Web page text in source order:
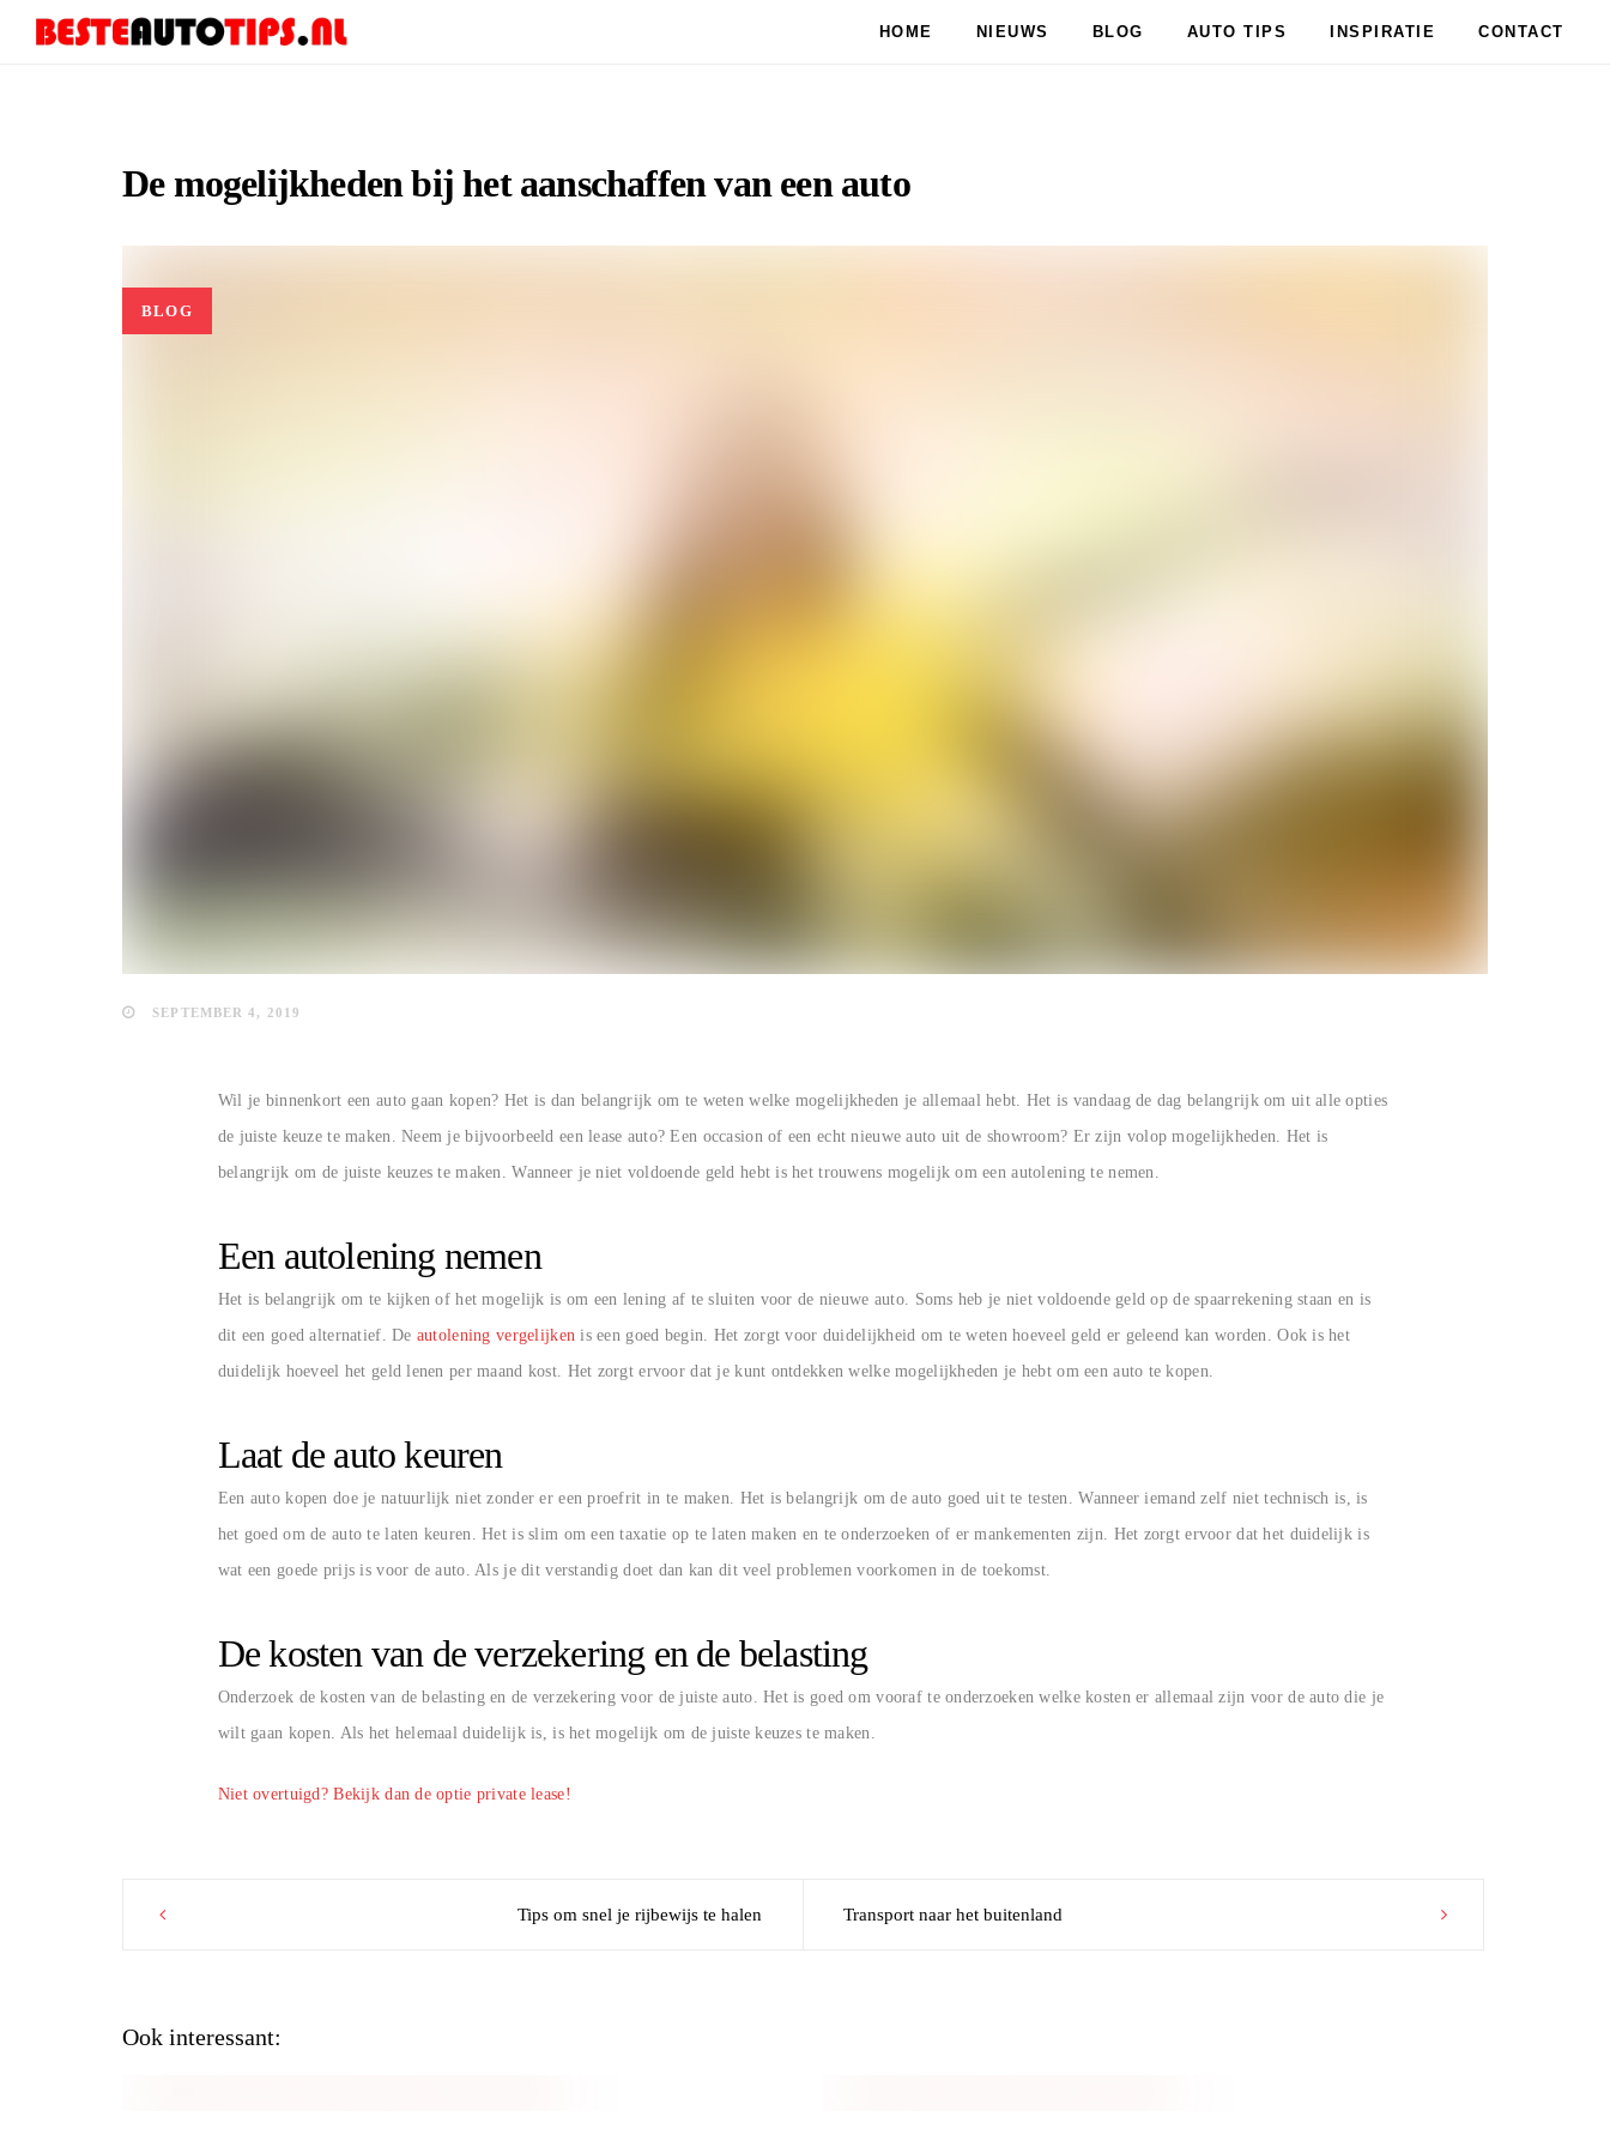
Skip
HOME NIEUWS BLOG AUTO TIPS INSPIRATIE CONTACT
De mogelijkheden bij het aanschaffen van een auto
BLOG
SEPTEMBER 4, 2019
Wil je binnenkort een auto gaan kopen? Het is dan belangrijk om te weten welke mogelijkheden je allemaal hebt. Het is vandaag de dag belangrijk om uit alle opties
de juiste keuze te maken. Neem je bijvoorbeeld een lease auto? Een occasion of een echt nieuwe auto uit de showroom? Er zijn volop mogelijkheden. Het is
belangrijk om de juiste keuzes te maken. Wanneer je niet voldoende geld hebt is het trouwens mogelijk om een autolening te nemen.
Een autolening nemen
Het is belangrijk om te kijken of het mogelijk is om een lening af te sluiten voor de nieuwe auto. Soms heb je niet voldoende geld op de spaarrekening staan en is
dit een goed alternatief. De autolening vergelijken is een goed begin. Het zorgt voor duidelijkheid om te weten hoeveel geld er geleend kan worden. Ook is het
duidelijk hoeveel het geld lenen per maand kost. Het zorgt ervoor dat je kunt ontdekken welke mogelijkheden je hebt om een auto te kopen.
Laat de auto keuren
Een auto kopen doe je natuurlijk niet zonder er een proefrit in te maken. Het is belangrijk om de auto goed uit te testen. Wanneer iemand zelf niet technisch is, is
het goed om de auto te laten keuren. Het is slim om een taxatie op te laten maken en te onderzoeken of er mankementen zijn. Het zorgt ervoor dat het duidelijk is
wat een goede prijs is voor de auto. Als je dit verstandig doet dan kan dit veel problemen voorkomen in de toekomst.
De kosten van de verzekering en de belasting
Onderzoek de kosten van de belasting en de verzekering voor de juiste auto. Het is goed om vooraf te onderzoeken welke kosten er allemaal zijn voor de auto die je
wilt gaan kopen. Als het helemaal duidelijk is, is het mogelijk om de juiste keuzes te maken.
Niet overtuigd? Bekijk dan de optie private lease!
Post
Tips om snel je rijbewijs te halen Transport naar het buitenland
Ook interessant: